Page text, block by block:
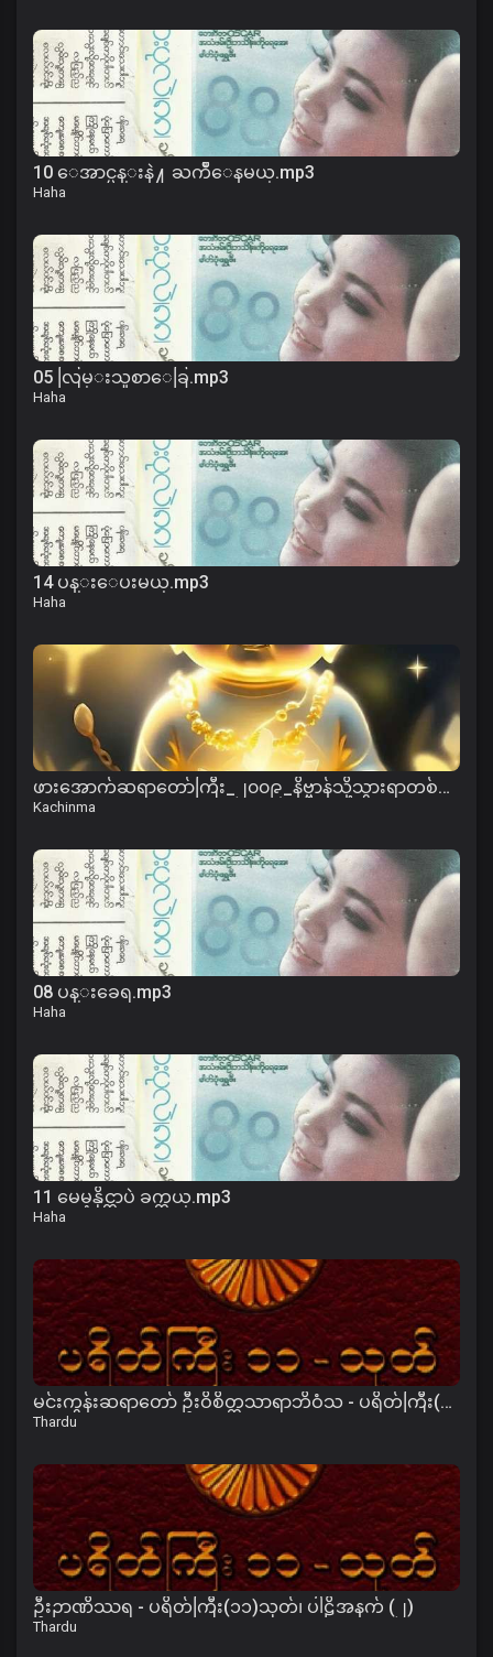
10 ေအာင္ပန္းနဲ႔ ႀကိဳေနမယ္.mp3
Haha
05 လြမ္းသူစာေခြ.mp3
Haha
14 ပန္းေပးမယ္.mp3
Haha
ဖားအောက်ဆရာတော်ကြီး_၂၀၀၉_နိဗ္ဗာန်သို့သွားရာတစ်ကြောင်းတည်းသောလမ်း-အပိုင်း-၀၁.mp3
Kachinma
08 ပန္းခေရ.mp3
Haha
11 မေမ့နိုင္တာပဲ ခက္တယ္.mp3
Haha
မင်းကွန်းဆရာတော် ဦးဝိစိတ္တသာရာဘိဝံသ - ပရိတ်ကြီး(၁၁)သုတ်၊ ကမ္မဝါ
Thardu
ဦးဉာဏိဿရ - ပရိတ်ကြီး(၁၁)သုတ်၊ ပါဠိအနက် (၂)
Thardu